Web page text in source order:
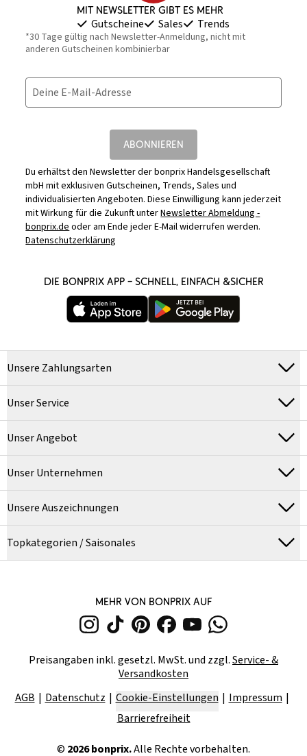
Mit Newsletter gibt es mehr
Gutscheine Sales Trends
*30 Tage gültig nach Newsletter-Anmeldung, nicht mit
anderen Gutscheinen kombinierbar
Deine E-Mail-Adresse
ABONNIEREN
Du erhältst den Newsletter der bonprix Handelsgesellschaft
mbH mit exklusiven Gutscheinen, Trends, Sales und
individualisierten Angeboten. Diese Einwilligung kann jederzeit
mit Wirkung für die Zukunft unterNewsletter Abmeldung -
bonprix.deoder am Ende jeder E-Mail widerrufen werden.
Datenschutzerklärung
DIE BONPRIX APP – SCHNELL, EINFACH &SICHER
Unsere Zahlungsarten
Unser Service
Unser Angebot
Unser Unternehmen
Unsere Auszeichnungen
Topkategorien / Saisonales
MEHR VON BONPRIX AUF
Preisangaben inkl. gesetzl. MwSt. und zzgl.Service- &
Versandkosten
AGB
Datenschutz Cookie-Einstellungen
Impressum
Barrierefreiheit
© 2026bonprix.Alle Rechte vorbehalten.